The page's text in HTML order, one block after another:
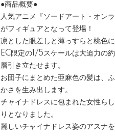
●商品概要●
人気アニメ『ソードアート・オン
がフィギュアとなって登場！
凛とした眼差しと薄っすらと桃色
EC限定の1/5スケールは大迫力の
層引き立たせます。
お団子にまとめた亜麻色の髪は、
かさを生み出します。
チャイナドレスに包まれた女性ら
りとなりました。
麗しいチャイナドレス姿のアスナ